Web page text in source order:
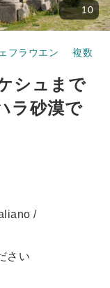
10
フラウエン 複数日
シュまで
ラ砂漠で
/
さい